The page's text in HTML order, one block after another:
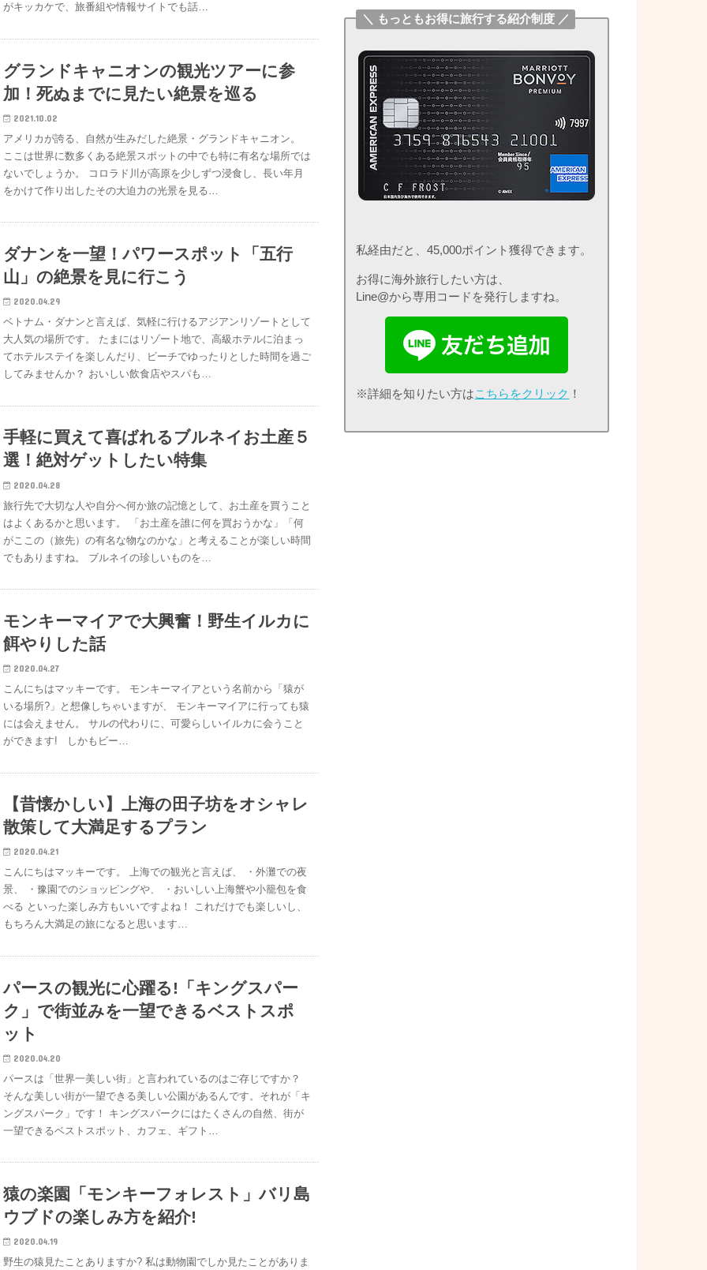
がキッカケで、旅番組や情報サイトでも話…
グランドキャニオンの観光ツアーに参
加！死ぬまでに見たい絶景を巡る
2021.10.02
アメリカが誇る、自然が生みだした絶景・グランドキャニオン。
ここは世界に数多くある絶景スポットの中でも特に有名な場所では
ないでしょうか。 コロラド川が高原を少しずつ浸食し、長い年月
をかけて作り出したその大迫力の光景を見る…
ダナンを一望！パワースポット「五行
山」の絶景を見に行こう
2020.04.29
ベトナム・ダナンと言えば、気軽に行けるアジアンリゾートとして
大人気の場所です。 たまにはリゾート地で、高級ホテルに泊まっ
てホテルステイを楽しんだり、ビーチでゆったりとした時間を過ご
してみませんか？ おいしい飲食店やスパも…
手軽に買えて喜ばれるブルネイお土産５
選！絶対ゲットしたい特集
2020.04.28
旅行先で大切な人や自分へ何か旅の記憶として、お土産を買うこと
はよくあるかと思います。 「お土産を誰に何を買おうかな」「何
がここの（旅先）の有名な物なのかな」と考えることが楽しい時間
でもありますね。 ブルネイの珍しいものを…
モンキーマイアで大興奮！野生イルカに
餌やりした話
2020.04.27
こんにちはマッキーです。 モンキーマイアという名前から「猿が
いる場所?」と想像しちゃいますが、 モンキーマイアに行っても猿
には会えません。 サルの代わりに、可愛らしいイルカに会うこと
ができます! しかもビー…
【昔懐かしい】上海の田子坊をオシャレ
散策して大満足するプラン
2020.04.21
こんにちはマッキーです。 上海での観光と言えば、 ・外灘での夜
景、 ・豫園でのショッピングや、 ・おいしい上海蟹や小籠包を食
べる といった楽しみ方もいいですよね！ これだけでも楽しいし、
もちろん大満足の旅になると思います…
パースの観光に心躍る!「キングスパー
ク」で街並みを一望できるベストスポ
ット
2020.04.20
パースは「世界一美しい街」と言われているのはご存じですか？
そんな美しい街が一望できる美しい公園があるんです。それが「キ
ングスパーク」です！ キングスパークにはたくさんの自然、街が
一望できるベストスポット、カフェ、ギフト…
猿の楽園「モンキーフォレスト」バリ島
ウブドの楽しみ方を紹介!
2020.04.19
野生の猿見たことありますか? 私は動物園でしか見たことがありま
＼ もっともお得に旅行する紹介制度 ／
私経由だと、45,000ポイント獲得できます。
お得に海外旅行したい方は、
Line@から専用コードを発行しますね。
※詳細を知りたい方はこちらをクリック ！